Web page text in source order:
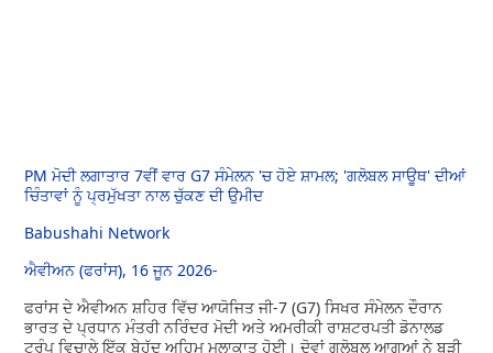
PM ਮੋਦੀ ਲਗਾਤਾਰ 7ਵੀਂ ਵਾਰ G7 ਸੰਮੇਲਨ 'ਚ ਹੋਏ ਸ਼ਾਮਲ; 'ਗਲੋਬਲ ਸਾਊਥ' ਦੀਆਂ
ਚਿੰਤਾਵਾਂ ਨੂੰ ਪ੍ਰਮੁੱਖਤਾ ਨਾਲ ਚੁੱਕਣ ਦੀ ਉਮੀਦ
Babushahi Network
ਐਵੀਅਨ (ਫਰਾਂਸ), 16 ਜੂਨ 2026-
ਫਰਾਂਸ ਦੇ ਐਵੀਅਨ ਸ਼ਹਿਰ ਵਿੱਚ ਆਯੋਜਿਤ ਜੀ-7 (G7) ਸਿਖਰ ਸੰਮੇਲਨ ਦੌਰਾਨ
ਭਾਰਤ ਦੇ ਪ੍ਰਧਾਨ ਮੰਤਰੀ ਨਰਿੰਦਰ ਮੋਦੀ ਅਤੇ ਅਮਰੀਕੀ ਰਾਸ਼ਟਰਪਤੀ ਡੋਨਾਲਡ
ਟਰੰਪ ਵਿਚਾਲੇ ਇੱਕ ਬੇਹੱਦ ਅਹਿਮ ਮੁਲਾਕਾਤ ਹੋਈ। ਦੋਵਾਂ ਗਲੋਬਲ ਆਗੂਆਂ ਨੇ ਬੜੀ